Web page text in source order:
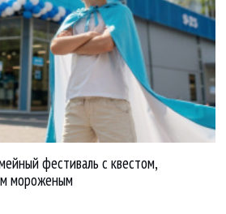
фестиваль с квестом,
мороженым